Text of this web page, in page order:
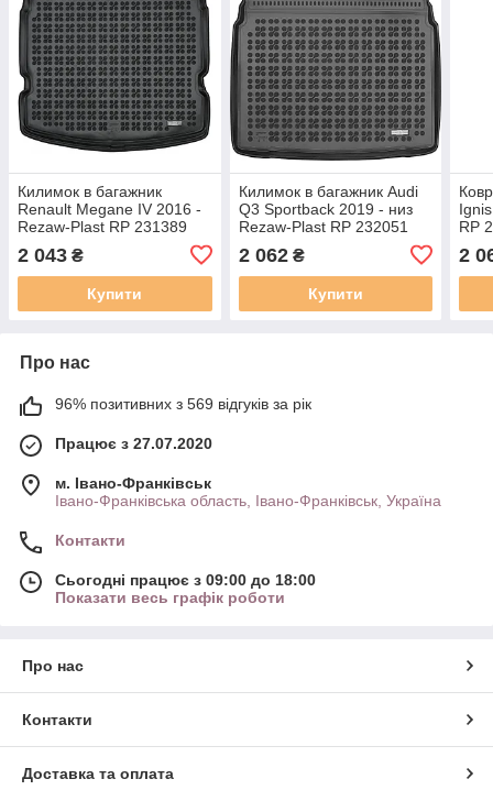
Килимок в багажник
Renault Megane IV 2016 -
Rezaw-Plast RP 231389
2 043 ₴
Купити
Килимок в багажник Audi
Q3 Sportback 2019 - низ
Rezaw-Plast RP 232051
2 062₴
Купити
RP
2
Про нас
96% позитивних з 569 відгуків за рік
Працює з 27.07.2020
м. Івано-Франківськ
Івано-Франківська область, Івано-Франківськ, Україна
Контакти
Сьогодні працює з 09:00 до 18:00
Показати весь графік роботи
Про нас
Контакти
Доставка та оплата